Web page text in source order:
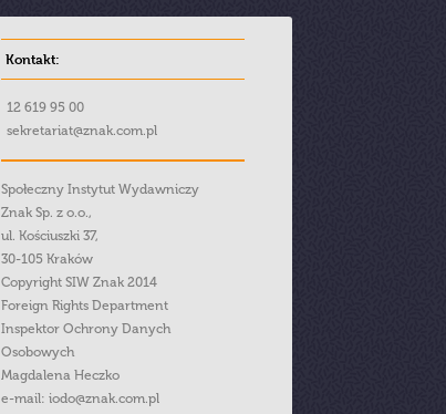
Kontakt:
12 619 95 00
sekretariat@znak.com.pl
Społeczny Instytut Wydawniczy
Znak Sp. z o.o.,
ul. Kościuszki 37,
30-105 Kraków
Copyright SIW Znak 2014
Foreign Rights Department
Inspektor Ochrony Danych
Osobowych
Magdalena Heczko
e-mail: iodo@znak.com.pl